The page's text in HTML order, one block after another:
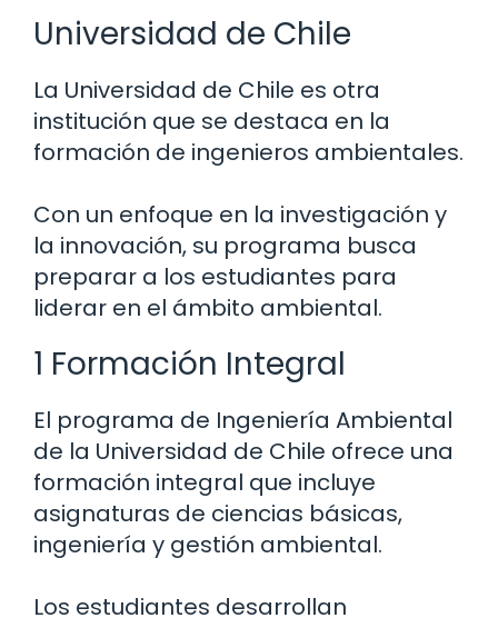
Universidad de Chile
La Universidad de Chile es otra
institución que se destaca en la
formación de ingenieros ambientales.
Con un enfoque en la investigación y
la innovación, su programa busca
preparar a los estudiantes para
liderar en el ámbito ambiental.
1 Formación Integral
El programa de Ingeniería Ambiental
de la Universidad de Chile ofrece una
formación integral que incluye
asignaturas de ciencias básicas,
ingeniería y gestión ambiental.
Los estudiantes desarrollan